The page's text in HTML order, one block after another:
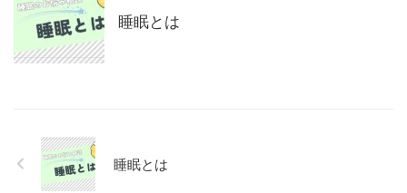
睡眠とは
睡眠とは